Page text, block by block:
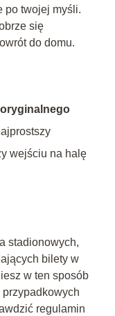
po twojej myśli.
się
do domu.
oryginalnego
wejściu na halę
stadionowych,
bilety w
w ten sposób
regulamin